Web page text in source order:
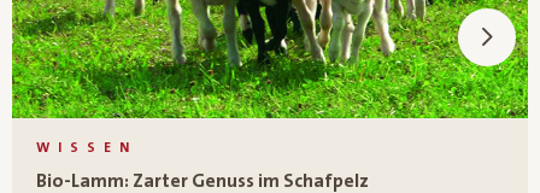
WISSEN
Bio-Lamm: Zarter Genuss im Schafpelz